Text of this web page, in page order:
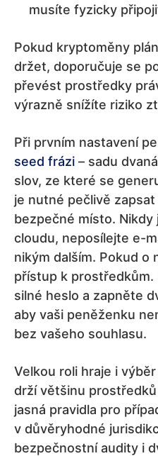
musíte fyzicky
Pokud kryptoměny
držet, doporučuje se
převést prostředky
výrazně snížíte riziko
Při prvním nastavení
seed frázi – sadu
slov, ze které se
je nutné pečlivě
bezpečné místo. Nikdy
cloudu, neposílejte e-
nikým dalším. Pokud o
přístup k
silné heslo a zapněte
aby vaši peněženku
bez vašeho souhlasu.
Velkou roli hraje i
drží většinu
jasná pravidla pro
v důvěryhodné
bezpečnostní audity i